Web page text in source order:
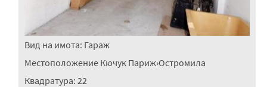
Вид на имота: Гараж
Местоположение Кючук Париж›Остромила
Квадратура: 22